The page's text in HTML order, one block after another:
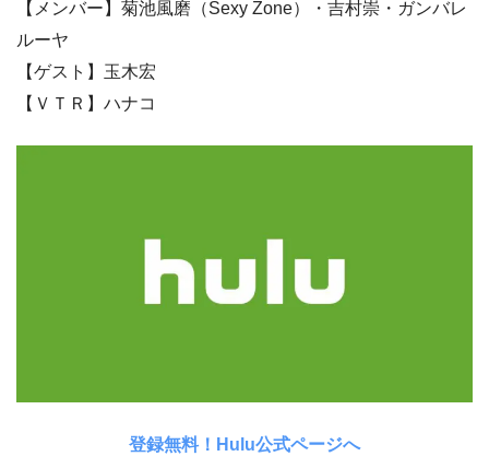
【メンバー】菊池風磨（Sexy Zone）・吉村崇・ガンバレ
ルーヤ
【ゲスト】玉木宏
【ＶＴＲ】ハナコ
登録無料！Hulu公式ページへ